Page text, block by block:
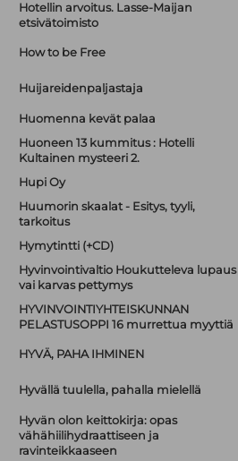
Hotellin arvoitus. Lasse-Maijan
etsivätoimisto
How to be Free
Huijareidenpaljastaja
Huomenna kevät palaa
Huoneen 13 kummitus : Hotelli
Kultainen mysteeri 2.
Hupi Oy
Huumorin skaalat - Esitys, tyyli,
tarkoitus
Hymytintti (+CD)
Hyvinvointivaltio Houkutteleva lupaus
vai karvas pettymys
HYVINVOINTIYHTEISKUNNAN
PELASTUSOPPI 16 murrettua myyttiä
HYVÄ, PAHA IHMINEN
Hyvällä tuulella, pahalla mielellä
Hyvän olon keittokirja: opas
vähähiilihydraattiseen ja
ravinteikkaaseen